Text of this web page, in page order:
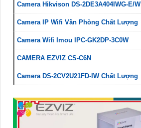
Camera Hikvison DS-2DE3A404IWG-E/W
Camera IP Wifi Văn Phòng Chất Lượng
Camera Wifi Imou IPC-GK2DP-3C0W
CAMERA EZVIZ CS-C6N
Camera DS-2CV2U21FD-IW Chất Lượng